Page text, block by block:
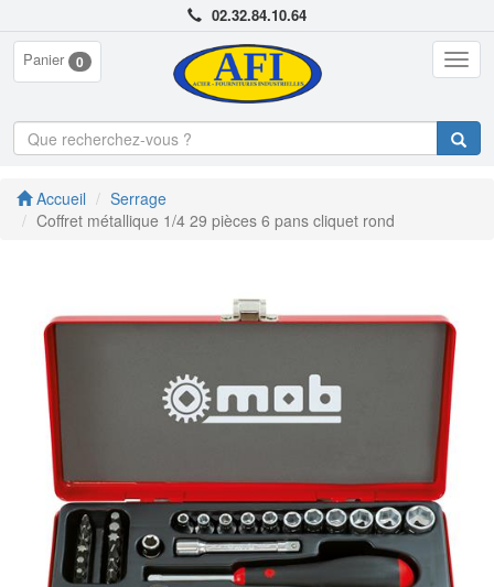
02.32.84.10.64
Panier 0
Accueil
Serrage
Coffret métallique 1/4 29 pièces 6 pans cliquet rond